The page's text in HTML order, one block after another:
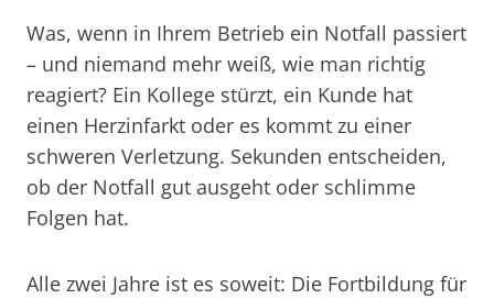
Was, wenn in Ihrem Betrieb ein Notfall passiert
– und niemand mehr weiß, wie man richtig
reagiert? Ein Kollege stürzt, ein Kunde hat
einen Herzinfarkt oder es kommt zu einer
schweren Verletzung. Sekunden entscheiden,
ob der Notfall gut ausgeht oder schlimme
Folgen hat.
Alle zwei Jahre ist es soweit: Die Fortbildung für